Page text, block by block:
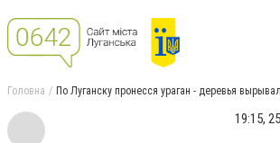
Головна По Луганску пронесся ураган - деревья
19:15,